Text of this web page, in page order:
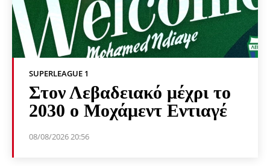
SUPERLEAGUE 1
Στον Λεβαδειακό μέχρι το
2030 ο Μοχάμεντ Εντιαγέ
08/08/2026 20:56